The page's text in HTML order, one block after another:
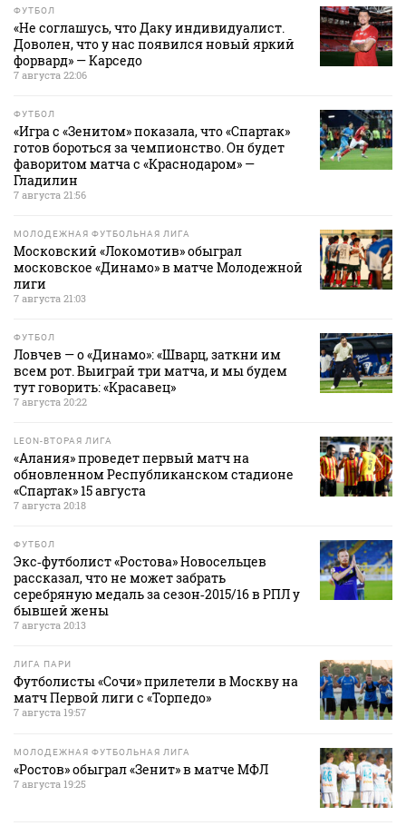
ФУТБОЛ
«Не соглашусь, что Даку индивидуалист.
Доволен, что у нас появился новый яркий
форвард» — Карседо
7 августа 22:06
ФУТБОЛ
«Игра с «Зенитом» показала, что «Спартак»
готов бороться за чемпионство. Он будет
фаворитом матча с «Краснодаром» —
Гладилин
7 августа 21:56
МОЛОДЕЖНАЯ ФУТБОЛЬНАЯ ЛИГА
Московский «Локомотив» обыграл
московское «Динамо» в матче Молодежной
лиги
7 августа 21:03
ФУТБОЛ
Ловчев — о «Динамо»: «Шварц, заткни им
всем рот. Выиграй три матча, и мы будем
тут говорить: «Красавец»
7 августа 20:22
LEON-ВТОРАЯ ЛИГА
«Алания» проведет первый матч на
обновленном Республиканском стадионе
«Спартак» 15 августа
7 августа 20:18
ФУТБОЛ
Экс‑футболист «Ростова» Новосельцев
рассказал, что не может забрать
серебряную медаль за сезон‑2015/16 в РПЛ у
бывшей жены
7 августа 20:13
ЛИГА ПАРИ
Футболисты «Сочи» прилетели в Москву на
матч Первой лиги с «Торпедо»
7 августа 19:57
МОЛОДЕЖНАЯ ФУТБОЛЬНАЯ ЛИГА
«Ростов» обыграл «Зенит» в матче МФЛ
7 августа 19:25